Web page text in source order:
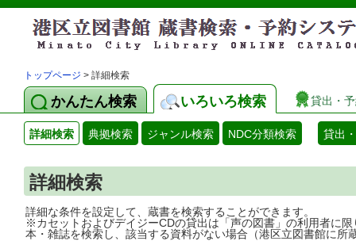
トップページ > 詳細検索
かんたん検索 いろいろ検索 貸出・
詳細検索 典拠検索 ジャンル検索 NDC分類検索 貸出
詳細検索
詳細な条件を設定して、蔵書を検索することができます。
※カセットおよびデイジーCDの貸出は「声の図書」の利用者に限
本・雑誌を検索し、該当する資料がない場合（港区立図書館に所